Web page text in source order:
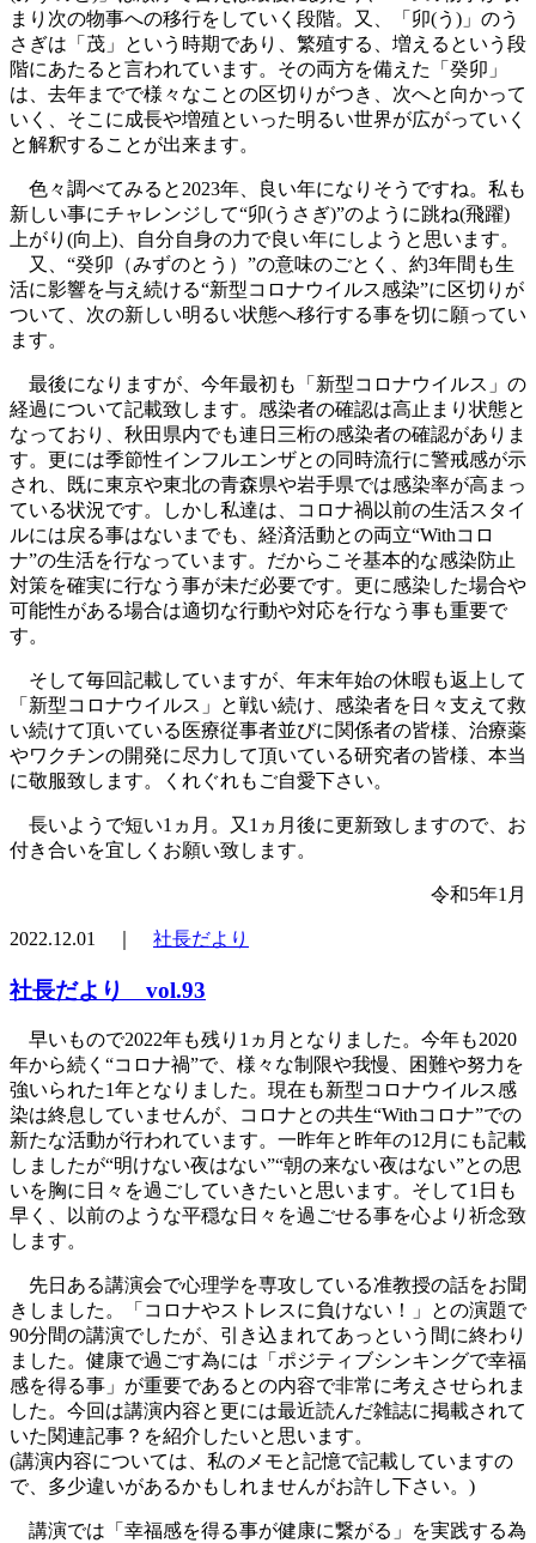
まり次の物事への移行をしていく段階。又、「卯(う)」のう
さぎは「茂」という時期であり、繁殖する、増えるという段
階にあたると言われています。その両方を備えた「癸卯」
は、去年までで様々なことの区切りがつき、次へと向かって
いく、そこに成長や増殖といった明るい世界が広がっていく
と解釈することが出来ます。
色々調べてみると2023年、良い年になりそうですね。私も
新しい事にチャレンジして“卯(うさぎ)”のように跳ね(飛躍)
上がり(向上)、自分自身の力で良い年にしようと思います。
又、“癸卯（みずのとう）”の意味のごとく、約3年間も生
活に影響を与え続ける“新型コロナウイルス感染”に区切りが
ついて、次の新しい明るい状態へ移行する事を切に願ってい
ます。
最後になりますが、今年最初も「新型コロナウイルス」の
経過について記載致します。感染者の確認は高止まり状態と
なっており、秋田県内でも連日三桁の感染者の確認がありま
す。更には季節性インフルエンザとの同時流行に警戒感が示
され、既に東京や東北の青森県や岩手県では感染率が高まっ
ている状況です。しかし私達は、コロナ禍以前の生活スタイ
ルには戻る事はないまでも、経済活動との両立“Withコロ
ナ”の生活を行なっています。だからこそ基本的な感染防止
対策を確実に行なう事が未だ必要です。更に感染した場合や
可能性がある場合は適切な行動や対応を行なう事も重要で
す。
そして毎回記載していますが、年末年始の休暇も返上して
「新型コロナウイルス」と戦い続け、感染者を日々支えて救
い続けて頂いている医療従事者並びに関係者の皆様、治療薬
やワクチンの開発に尽力して頂いている研究者の皆様、本当
に敬服致します。くれぐれもご自愛下さい。
長いようで短い1ヵ月。又1ヵ月後に更新致しますので、お
付き合いを宜しくお願い致します。
令和5年1月
2022.12.01 ｜ 社長だより
社長だより vol.93
早いもので2022年も残り1ヵ月となりました。今年も2020
年から続く“コロナ禍”で、様々な制限や我慢、困難や努力を
強いられた1年となりました。現在も新型コロナウイルス感
染は終息していませんが、コロナとの共生“Withコロナ”での
新たな活動が行われています。一昨年と昨年の12月にも記載
しましたが“明けない夜はない”“朝の来ない夜はない”との思
いを胸に日々を過ごしていきたいと思います。そして1日も
早く、以前のような平穏な日々を過ごせる事を心より祈念致
します。
先日ある講演会で心理学を専攻している准教授の話をお聞
きしました。「コロナやストレスに負けない！」との演題で
90分間の講演でしたが、引き込まれてあっという間に終わり
ました。健康で過ごす為には「ポジティブシンキングで幸福
感を得る事」が重要であるとの内容で非常に考えさせられま
した。今回は講演内容と更には最近読んだ雑誌に掲載されて
いた関連記事？を紹介したいと思います。
(講演内容については、私のメモと記憶で記載していますの
で、多少違いがあるかもしれませんがお許し下さい。)
講演では「幸福感を得る事が健康に繋がる」を実践する為